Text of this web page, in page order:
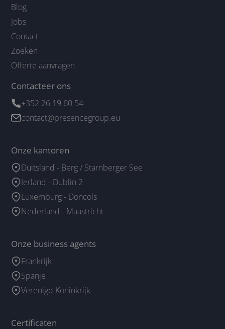
Blog
Jobs
Contact
Zoeken
Offerte aanvragen
Contacteer ons
+352 26 19 60 54
contact@presencegroup.eu
Onze kantoren
Duitsland - Berg / Starnberger See
Ierland - Dublin 2
Luxemburg - Doncols
Nederland - Maastricht
Onze business agents
Frankrijk
Spanje
Verenigd Koninkrijk
Certificaten